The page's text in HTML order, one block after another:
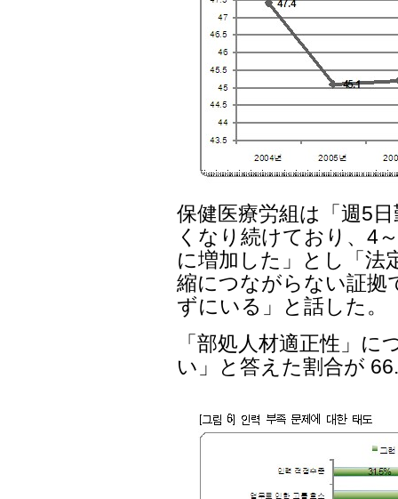
保健医療労組は「週5
くなり続けており、4
に増加した」とし「法
縮につながらない証拠
ずにいる」と話した。
「部処人材適正性」
い」と答えた割合が